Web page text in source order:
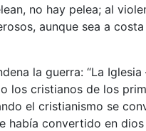
no hay pelea; al
aunque sea a costa
la guerra: “La
los cristianos de los
el cristianismo se
había convertido en